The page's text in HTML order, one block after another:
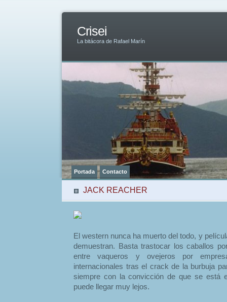
Crisei
La bitácora de Rafael Marín
Portada Contacto
JACK REACHER
El western nunca ha muerto del todo, y
demuestran. Basta trastocar los caballos
entre vaqueros y ovejeros por
internacionales tras el crack de la burbuja
siempre con la convicción de que se está
puede llegar muy lejos.